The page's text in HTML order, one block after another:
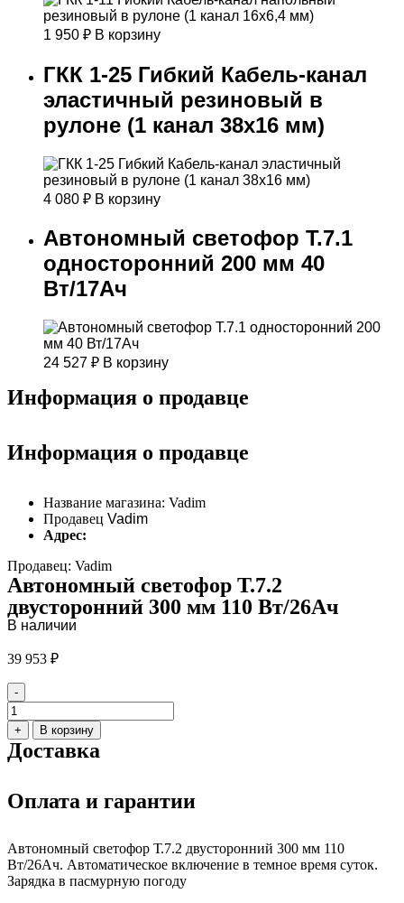
1 950 ₽ В корзину
ГКК 1-25 Гибкий Кабель-канал
эластичный резиновый в
рулоне (1 канал 38х16 мм)
4 080 ₽ В корзину
Автономный светофор Т.7.1
односторонний 200 мм 40
Вт/17Ач
24 527 ₽ В корзину
Информация о продавце
Информация о продавце
Название магазина: Vadim
Продавец Vadim
Адрес:
Продавец: Vadim
Автономный светофор Т.7.2
двусторонний 300 мм 110 Вт/26Ач
В наличии
39 953 ₽
-
Количество
товара
Автономный
светофор
300
Вт/26Ач
+ В корзину
Доставка
Оплата и гарантии
Автономный светофор Т.7.2 двусторонний 300 мм 110
Вт/26Ач. Автоматическое включение в темное время суток.
Зарядка в пасмурную погоду